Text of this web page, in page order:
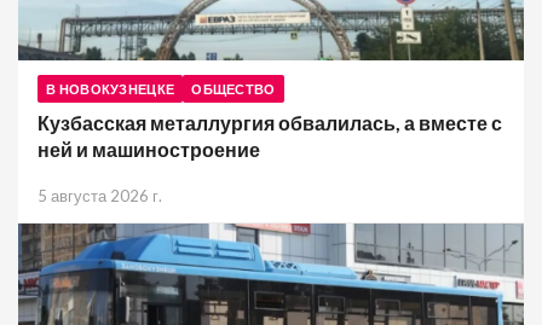
В НОВОКУЗНЕЦКЕ ОБЩЕСТВО
Кузбасская металлургия обвалилась, а вместе с
ней и машиностроение
5 августа 2026 г.